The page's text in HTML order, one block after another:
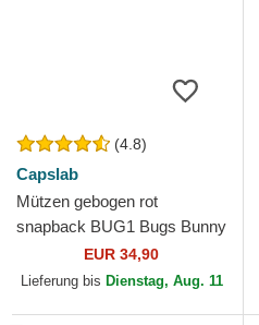
(4.8)
Capslab
Mützen gebogen rot
snapback BUG1 Bugs Bunny
Looney Tunes von Capslab
EUR 34,90
Lieferung bis Dienstag, Aug. 11